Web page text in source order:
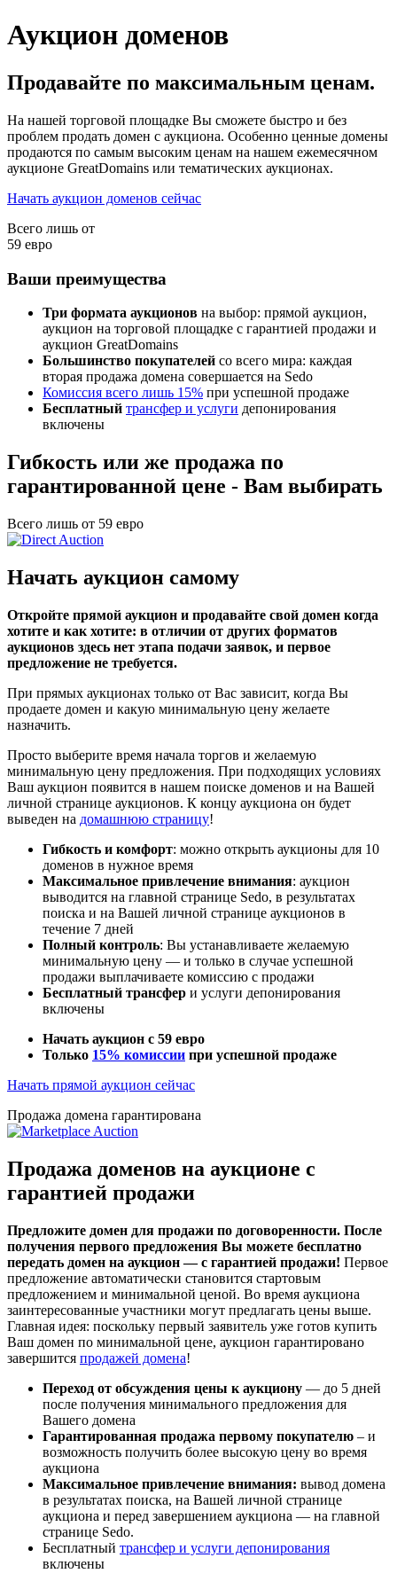
Аукцион доменов
Продавайте по максимальным ценам.
На нашей торговой площадке Вы сможете быстро и без
проблем продать домен с аукциона. Особенно ценные домены
продаются по самым высоким ценам на нашем ежемесячном
аукционе GreatDomains или тематических аукционах.
Начать аукцион доменов сейчас
Всего лишь от
59 евро
Ваши преимущества
Три формата аукционов на выбор: прямой аукцион,
аукцион на торговой площадке с гарантией продажи и
аукцион GreatDomains
Большинство покупателей со всего мира: каждая
вторая продажа домена совершается на Sedo
Комиссия всего лишь 15% при успешной продаже
Бесплатный трансфер и услуги депонирования
включены
Гибкость или же продажа по
гарантированной цене - Вам выбирать
Всего лишь от 59 евро
Начать аукцион самому
Откройте прямой аукцион и продавайте свой домен когда
хотите и как хотите: в отличии от других форматов
аукционов здесь нет этапа подачи заявок, и первое
предложение не требуется.
При прямых аукционах только от Вас зависит, когда Вы
продаете домен и какую минимальную цену желаете
назначить.
Просто выберите время начала торгов и желаемую
минимальную цену предложения. При подходящих условиях
Ваш аукцион появится в нашем поиске доменов и на Вашей
личной странице аукционов. К концу аукциона он будет
выведен на домашнюю страницу!
Гибкость и комфорт: можно открыть аукционы для 10
доменов в нужное время
Максимальное привлечение внимания: аукцион
выводится на главной странице Sedo, в результатах
поиска и на Вашей личной странице аукционов в
течение 7 дней
Полный контроль: Вы устанавливаете желаемую
минимальную цену — и только в случае успешной
продажи выплачиваете комиссию с продажи
Бесплатный трансфер и услуги депонирования
включены
Начать аукцион с 59 евро
Только 15% комиссии при успешной продаже
Начать прямой аукцион сейчас
Продажа домена гарантирована
Продажа доменов на аукционе с
гарантией продажи
Предложите домен для продажи по договоренности. После
получения первого предложения Вы можете бесплатно
передать домен на аукцион — с гарантией продажи! Первое
предложение автоматически становится стартовым
предложением и минимальной ценой. Во время аукциона
заинтересованные участники могут предлагать цены выше.
Главная идея: поскольку первый заявитель уже готов купить
Ваш домен по минимальной цене, аукцион гарантировано
завершится продажей домена!
Переход от обсуждения цены к аукциону — до 5 дней
после получения минимального предложения для
Вашего домена
Гарантированная продажа первому покупателю – и
возможность получить более высокую цену во время
аукциона
Максимальное привлечение внимания: вывод домена
в результатах поиска, на Вашей личной странице
аукциона и перед завершением аукциона — на главной
странице Sedo.
Бесплатный трансфер и услуги депонирования
включены